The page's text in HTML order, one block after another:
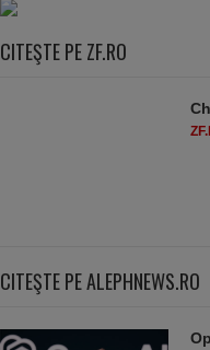
CITEŞTE PE ZF.RO
CITEŞTE PE ALEPHNEWS.RO